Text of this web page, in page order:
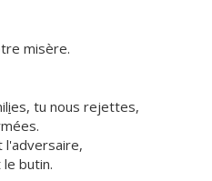
misère.
ies, tu nous rejettes,
l'adversaire,
butin.